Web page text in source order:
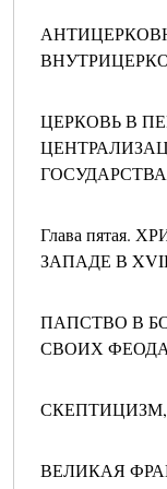
ЦЕРКОВЬ В
ГОСУДАРСТВА
Глава пятая.
ЗАПАДЕ В
ПАПСТВО В
СВОИХ
ВЕЛИКАЯ